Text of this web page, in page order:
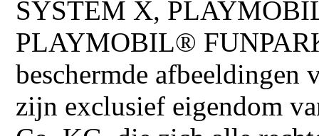
SYSTEM X,
PLAYMOBIL®
beschermde
zijn exclusief eigendom